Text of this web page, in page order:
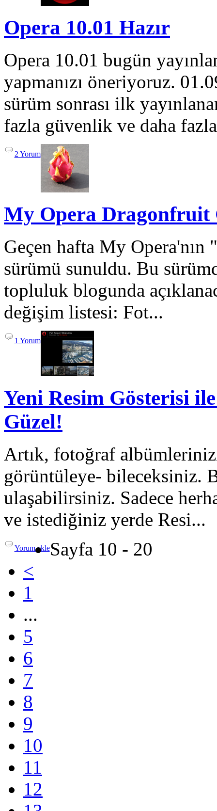
Opera 10.01 Hazır
Opera 10.01 bugün
yapmanızı öneriyoruz.
sürüm sonrası ilk
fazla güvenlik ve daha
2 Yorum
My Opera Dragonfruit
Geçen hafta My
sürümü sunuldu. Bu
topluluk blogunda
değişim listesi: Fot...
1 Yorum
Yeni Resim Gösterisi
Güzel!
Artık, fotoğraf
görüntüleye- bileceksiniz.
ulaşabilirsiniz. Sadece
ve istediğiniz yerde Resi...
Yorum ekleSayfa 10 - 20
<
1
...
5
6
7
8
9
10
11
12